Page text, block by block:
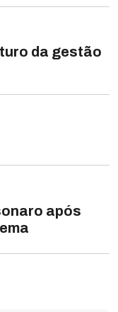
da gestão
após